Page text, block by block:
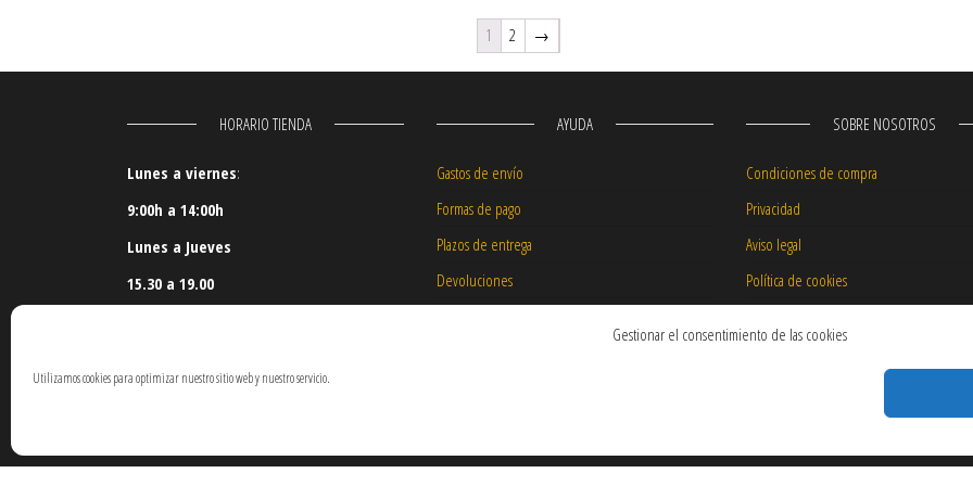
Gestionar el consentimiento de las cookies
Utilizamos cookies para optimizar nuestro sitio web y nuestro servicio.
1 2 →
HORARIO TIENDA
Lunes a viernes:
9:00h a 14:00h
Lunes a Jueves
15.30 a 19.00
AYUDA
Gastos de envío
Formas de pago
Plazos de entrega
Devoluciones
SOBRE NOSOTROS
Condiciones de compra
Privacidad
Aviso legal
Política de cookies